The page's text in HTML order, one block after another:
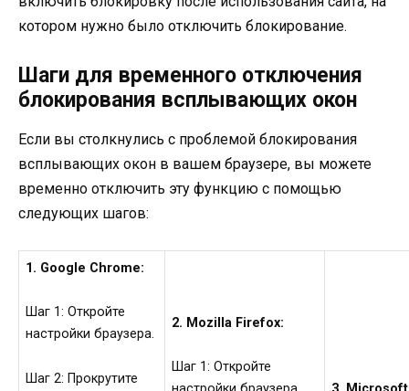
котором нужно было отключить блокирование.
Шаги для временного отключения
блокирования всплывающих окон
Если вы столкнулись с проблемой блокирования
всплывающих окон в вашем браузере, вы можете
временно отключить эту функцию с помощью
следующих шагов:
1. Google Chrome:
Шаг 1: Откройте
настройки браузера.
Шаг 2: Прокрутите
2. Mozilla Firefox:
Шаг 1: Откройте